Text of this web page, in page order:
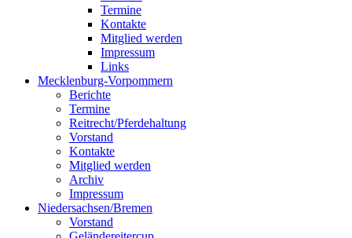
Termine
Kontakte
Mitglied werden
Impressum
Links
Mecklenburg-Vorpommern
Berichte
Termine
Reitrecht/Pferdehaltung
Vorstand
Kontakte
Mitglied werden
Archiv
Impressum
Niedersachsen/Bremen
Vorstand